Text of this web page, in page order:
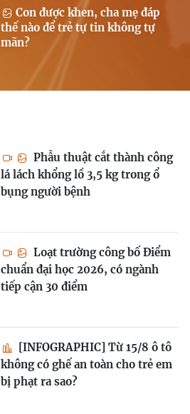
Con được khen, cha mẹ đáp
thế nào để trẻ tự tin không tự
mãn?
Phẫu thuật cắt thành công
lá lách khổng lồ 3,5 kg trong ổ
bụng người bệnh
Loạt trường công bố Điểm
chuẩn đại học 2026, có ngành
tiếp cận 30 điểm
[INFOGRAPHIC] Từ 15/8 ô tô
không có ghế an toàn cho trẻ em
bị phạt ra sao?